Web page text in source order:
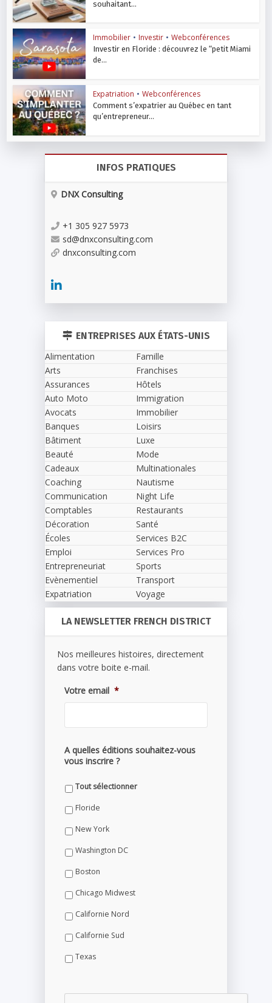
souhaitant...
Immobilier • Investir • Webconférences
Investir en Floride : découvrez le “petit Miami
de...
Expatriation • Webconférences
Comment s’expatrier au Québec en tant
qu’entrepreneur...
INFOS PRATIQUES
DNX Consulting
+1 305 927 5973
sd@dnxconsulting.com
dnxconsulting.com
ENTREPRISES AUX ÉTATS-UNIS
Alimentation
Arts
Assurances
Auto Moto
Avocats
Banques
Bâtiment
Beauté
Cadeaux
Coaching
Communication
Comptables
Décoration
Écoles
Emploi
Entrepreneuriat
Evènementiel
Expatriation
Famille
Franchises
Hôtels
Immigration
Immobilier
Loisirs
Luxe
Mode
Multinationales
Nautisme
Night Life
Restaurants
Santé
Services B2C
Services Pro
Sports
Transport
Voyage
LA NEWSLETTER FRENCH DISTRICT
Nos meilleures histoires, directement
dans votre boite e-mail.
Votre email *
A quelles éditions souhaitez-vous
vous inscrire ?
Tout sélectionner
Floride
New York
Washington DC
Boston
Chicago Midwest
Californie Nord
Californie Sud
Texas